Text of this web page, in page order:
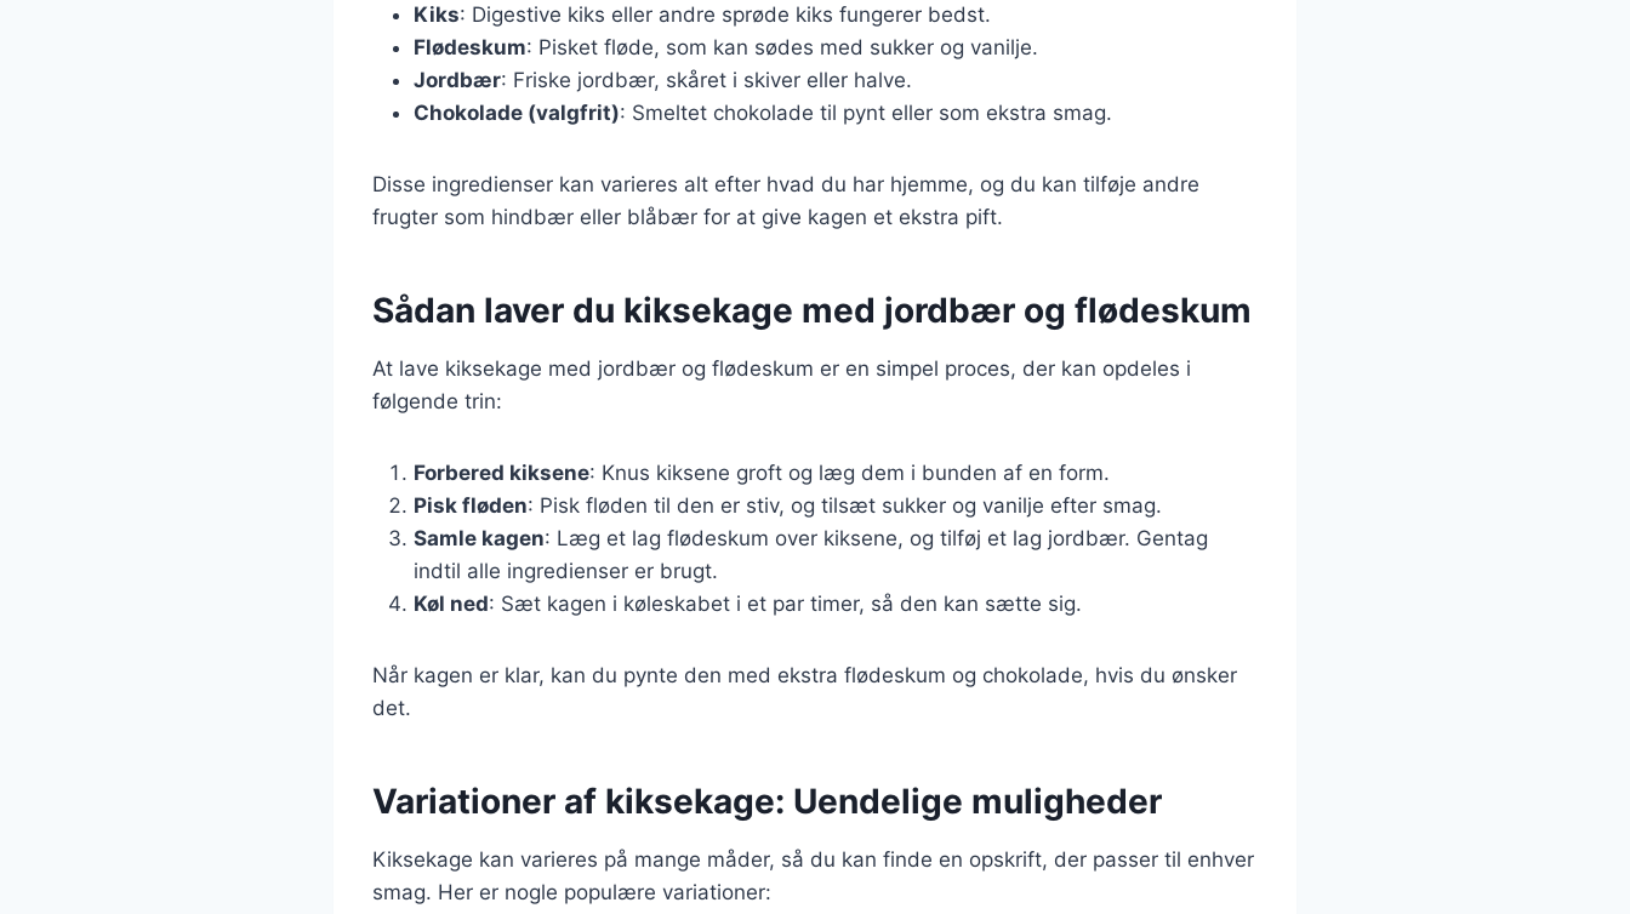
Kiks: Digestive kiks eller andre sprøde kiks fungerer bedst.
Flødeskum: Pisket fløde, som kan sødes med sukker og vanilje.
Jordbær: Friske jordbær, skåret i skiver eller halve.
Chokolade (valgfrit): Smeltet chokolade til pynt eller som ekstra smag.
Disse ingredienser kan varieres alt efter hvad du har hjemme, og du kan tilføje andre
frugter som hindbær eller blåbær for at give kagen et ekstra pift.
Sådan laver du kiksekage med jordbær og flødeskum
At lave kiksekage med jordbær og flødeskum er en simpel proces, der kan opdeles i
følgende trin:
Forbered kiksene: Knus kiksene groft og læg dem i bunden af en form.
Pisk fløden: Pisk fløden til den er stiv, og tilsæt sukker og vanilje efter smag.
Samle kagen: Læg et lag flødeskum over kiksene, og tilføj et lag jordbær. Gentag
indtil alle ingredienser er brugt.
Køl ned: Sæt kagen i køleskabet i et par timer, så den kan sætte sig.
Når kagen er klar, kan du pynte den med ekstra flødeskum og chokolade, hvis du ønsker
det.
Variationer af kiksekage: Uendelige muligheder
Kiksekage kan varieres på mange måder, så du kan finde en opskrift, der passer til enhver
smag. Her er nogle populære variationer: